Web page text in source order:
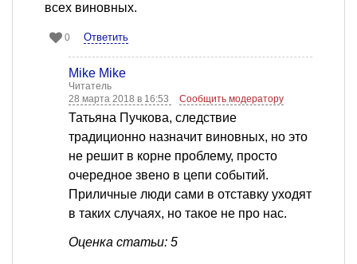
всех виновных.
0 Ответить
Mike Mike
Читатель
28 марта 2018 в 16:53
Сообщить модератору
Татьяна Пучкова, следствие
традиционно назначит виновных, но это
не решит в корне проблему, просто
очередное звено в цепи событий.
Приличные люди сами в отставку уходят
в таких случаях, но такое не про нас.
Оценка статьи: 5